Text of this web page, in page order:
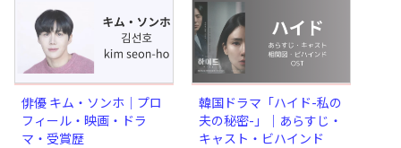
俳優 キム・ソンホ｜プロ
フィール・映画・ドラ
マ・受賞歴
韓国ドラマ「ハイド-私の
夫の秘密-」｜あらすじ・
キャスト・ビハインド